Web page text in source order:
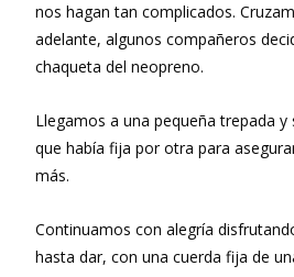
nos hagan tan complicados.
adelante, algunos compañeros
chaqueta del neopreno.
Llegamos a una pequeña trepada
que había fija por otra para
más.
Continuamos con alegría
hasta dar, con una cuerda fija de